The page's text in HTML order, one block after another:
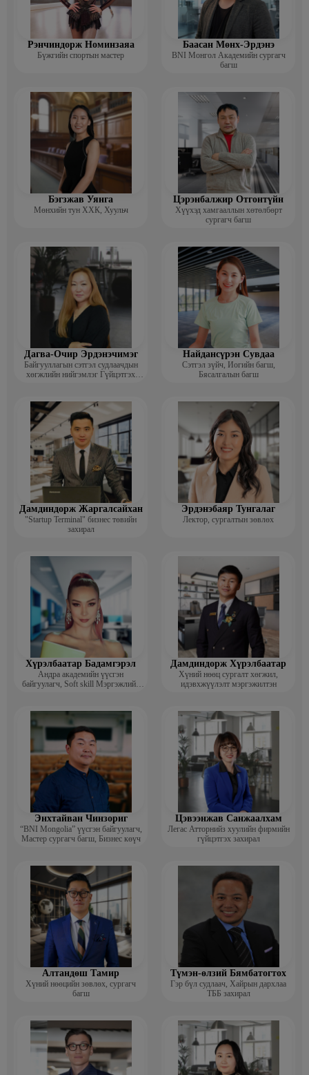
Рэнчиндорж Номинзаяа
Бүжгийн спортын мастер
Баасан Мөнх-Эрдэнэ
BNI Монгол Академийн сургагч
багш
Бэгзжав Уянга
Мөнхийн тун ХХК, Хуульч
Цэрэнбалжир Отгонтүйн
Хүүхэд хамгааллын хөтөлбөрт
сургагч багш
Дагва-Очир Эрдэнэчимэг
Байгууллагын сэтгэл судлаачдын
хөгжлийн нийгэмлэг Гүйцэтгэх
Найдансүрэн Сувдаа
Сэтгэл зүйч, Иогийн багш,
Бясалгалын багш
Дамдиндорж Жаргалсайхан
"Startup Terminal" бизнес төвийн
захирал
Эрдэнэбаяр Тунгалаг
Лектор, сургалтын зөвлөх
Хүрэлбаатар Бадамгэрэл
Андра академийн үүсгэн
байгуулагч, Soft skill Мэргэжлийн
Дамдиндорж Хүрэлбаатар
Хүний нөөц сургалт хөгжил,
идэвхжүүлэлт мэргэжилтэн
Энхтайван Чинзориг
“BNI Mongolia” үүсгэн байгуулагч,
Мастер сургагч багш, Бизнес көүч
Цэвээнжав Санжаалхам
Легас Атторнийз хуулийн фирмийн
гүйцэтгэх захирал
Алтандөш Тамир
Хүний нөөцийн зөвлөх, сургагч
багш
Түмэн-өлзий Бямбатогтох
Гэр бүл судлаач, Хайрын дархлаа
ТББ захирал